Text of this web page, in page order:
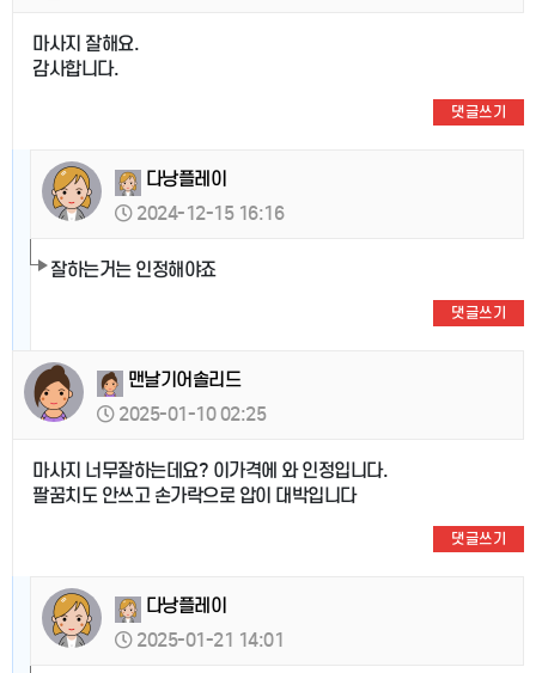
마사지 잘해요.
감사합니다.
댓글쓰기
다낭플레이
2024-12-15 16:16
잘하는거는 인정해야죠
댓글쓰기
맨날기어솔리드
2025-01-10 02:25
마사지 너무잘하는데요? 이가격에 와 인정입니다.
팔꿈치도 안쓰고 손가락으로 압이 대박입니다
댓글쓰기
다낭플레이
2025-01-21 14:01